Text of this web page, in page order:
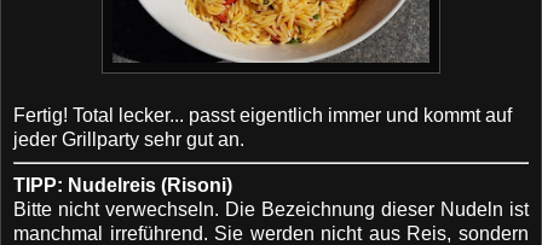
Fertig! Total lecker... passt eigentlich immer und kommt auf
jeder Grillparty sehr gut an.
TIPP: Nudelreis (Risoni)
Bitte nicht verwechseln. Die Bezeichnung dieser Nudeln ist
manchmal irreführend. Sie werden nicht aus Reis, sondern